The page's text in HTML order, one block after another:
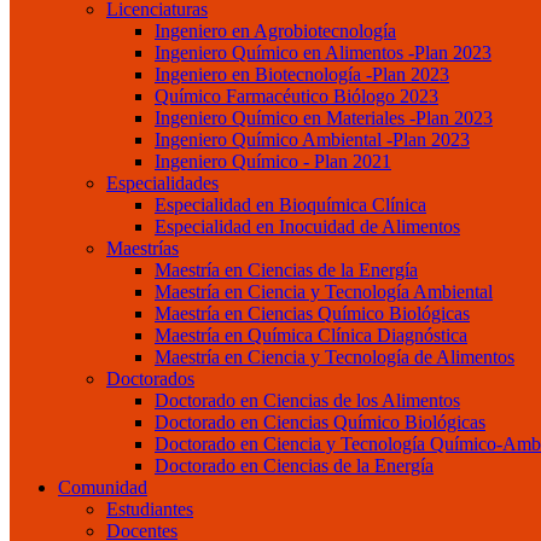
Licenciaturas
Ingeniero en Agrobiotecnología
Ingeniero Químico en Alimentos -Plan 2023
Ingeniero en Biotecnología -Plan 2023
Químico Farmacéutico Biólogo 2023
Ingeniero Químico en Materiales -Plan 2023
Ingeniero Químico Ambiental -Plan 2023
Ingeniero Químico - Plan 2021
Especialidades
Especialidad en Bioquímica Clínica
Especialidad en Inocuidad de Alimentos
Maestrías
Maestría en Ciencias de la Energía
Maestría en Ciencia y Tecnología Ambiental
Maestría en Ciencias Químico Biológicas
Maestría en Química Clínica Diagnóstica
Maestría en Ciencia y Tecnología de Alimentos
Doctorados
Doctorado en Ciencias de los Alimentos
Doctorado en Ciencias Químico Biológicas
Doctorado en Ciencia y Tecnología Químico-
Doctorado en Ciencias de la Energía
Comunidad
Estudiantes
Docentes